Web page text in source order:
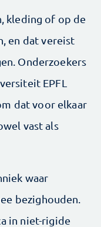
kleding of op de
en dat vereist
Onderzoekers
EPFL
dat voor elkaar
vast als
waar
bezighouden.
in niet-rigide